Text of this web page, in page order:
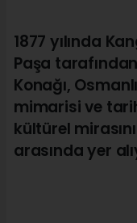
1877 yılında
Paşa
Konağı,
mimarisi ve
kültürel
arasında yer